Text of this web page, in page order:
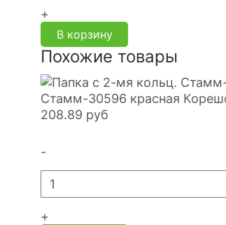
+
В корзину
Похожие товары
Стамм-30596 красная
208.89 руб
-
+